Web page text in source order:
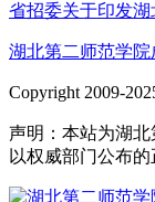
省招委关于印发
湖北第二师范学
Copyright 2009-
声明：本站为湖
以权威部门公布